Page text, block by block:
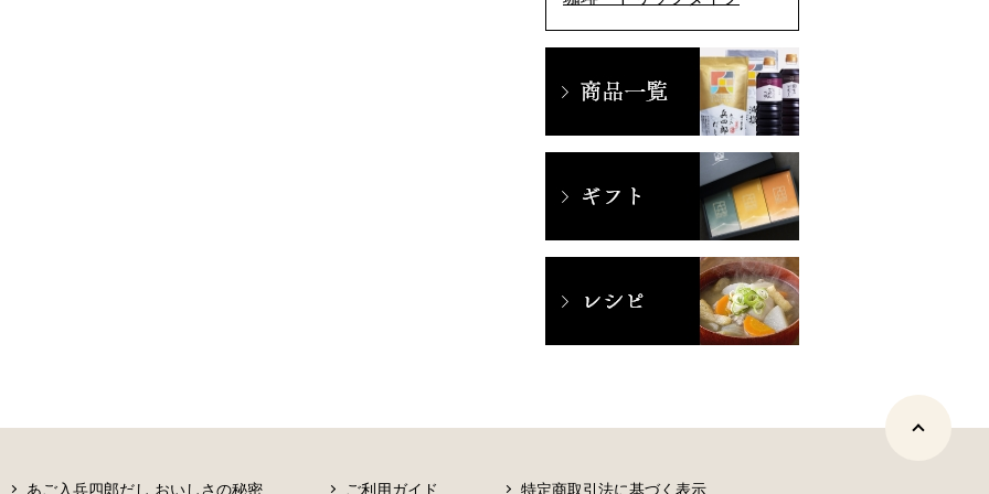
あご入兵四郎だし おいしさの秘密 ご利用ガイド 特定商取引法に基づく表示